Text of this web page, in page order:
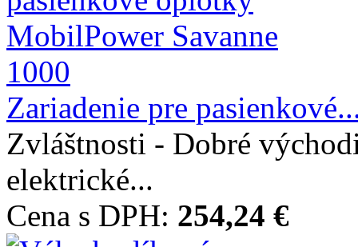
Zariadenie pre
Zvláštnosti - Dobré
elektrické...
Cena s DPH: 254,24 €